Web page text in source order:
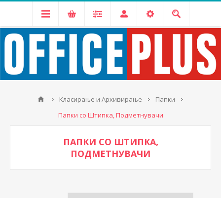
Класирање и Архивирање
Папки
Папки со Штипка, Подметнувачи
ПАПКИ СО ШТИПКА,
ПОДМЕТНУВАЧИ